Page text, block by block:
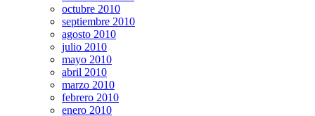
octubre 2010
septiembre 2010
agosto 2010
julio 2010
mayo 2010
abril 2010
marzo 2010
febrero 2010
enero 2010